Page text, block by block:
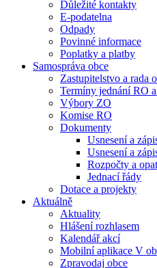
Důležité kontakty
E-podatelna
Odpady
Povinné informace
Poplatky a platby
Samospráva obce
Zastupitelstvo a rada
Termíny jednání RO
Výbory ZO
Komise RO
Dokumenty
Usnesení a
Usnesení a
Rozpočty a
Jednací řády
Dotace a projekty
Aktuálně
Aktuality
Hlášení rozhlasem
Kalendář akcí
Mobilní aplikace V
Zpravodaj obce